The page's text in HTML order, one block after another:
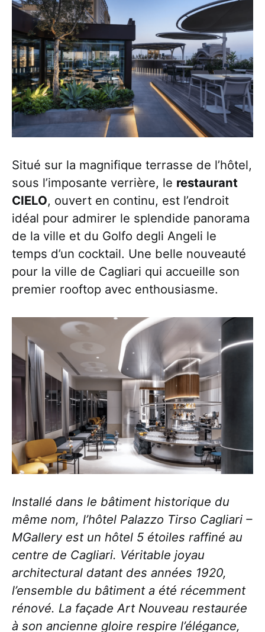
Situé sur la magnifique terrasse de l’hôtel,
sous l’imposante verrière, le restaurant
CIELO, ouvert en continu, est l’endroit
idéal pour admirer le splendide panorama
de la ville et du Golfo degli Angeli le
temps d’un cocktail. Une belle nouveauté
pour la ville de Cagliari qui accueille son
premier rooftop avec enthousiasme.
Installé dans le bâtiment historique du
même nom, l’hôtel Palazzo Tirso Cagliari –
MGallery est un hôtel 5 étoiles raffiné au
centre de Cagliari. Véritable joyau
architectural datant des années 1920,
l’ensemble du bâtiment a été récemment
rénové. La façade Art Nouveau restaurée
à son ancienne gloire respire l’élégance,